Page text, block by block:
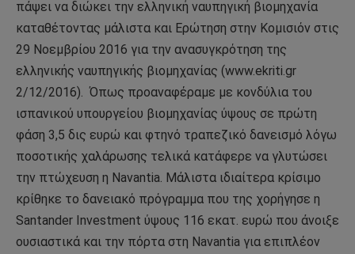
πάψει να διώκει την ελληνική ναυπηγική βιομηχανία
καταθέτοντας μάλιστα και Ερώτηση στην Κομισιόν στις
29 Νοεμβρίου 2016 για την ανασυγκρότηση της
ελληνικής ναυπηγικής βιομηχανίας (www.ekriti.gr
2/12/2016). Όπως προαναφέραμε με κονδύλια του
ισπανικού υπουργείου βιομηχανίας ύψους σε πρώτη
φάση 3,5 δις ευρώ και φτηνό τραπεζικό δανεισμό λόγω
ποσοτικής χαλάρωσης τελικά κατάφερε να γλυτώσει
την πτώχευση η Navantia. Μάλιστα ιδιαίτερα κρίσιμο
κρίθηκε το δανειακό πρόγραμμα που της χορήγησε η
Santander Investment ύψους 116 εκατ. ευρώ που άνοιξε
ουσιαστικά και την πόρτα στη Navantia για επιπλέον